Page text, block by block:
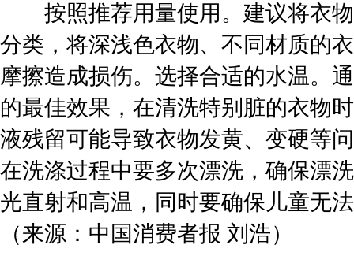
按照推荐用量使用。建议将衣物
分类，将深浅色衣物、不同材质的
摩擦造成损伤。选择合适的水温。
的最佳效果，在清洗特别脏的衣物
液残留可能导致衣物发黄、变硬等
在洗涤过程中要多次漂洗，确保漂
光直射和高温，同时要确保儿童无
（来源：中国消费者报 刘浩）